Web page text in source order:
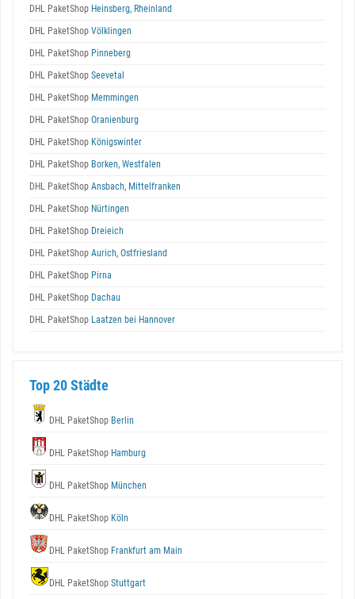
DHL PaketShop Heinsberg, Rheinland
DHL PaketShop Völklingen
DHL PaketShop Pinneberg
DHL PaketShop Seevetal
DHL PaketShop Memmingen
DHL PaketShop Oranienburg
DHL PaketShop Königswinter
DHL PaketShop Borken, Westfalen
DHL PaketShop Ansbach, Mittelfranken
DHL PaketShop Nürtingen
DHL PaketShop Dreieich
DHL PaketShop Aurich, Ostfriesland
DHL PaketShop Pirna
DHL PaketShop Dachau
DHL PaketShop Laatzen bei Hannover
Top 20 Städte
DHL PaketShop Berlin
DHL PaketShop Hamburg
DHL PaketShop München
DHL PaketShop Köln
DHL PaketShop Frankfurt am Main
DHL PaketShop Stuttgart